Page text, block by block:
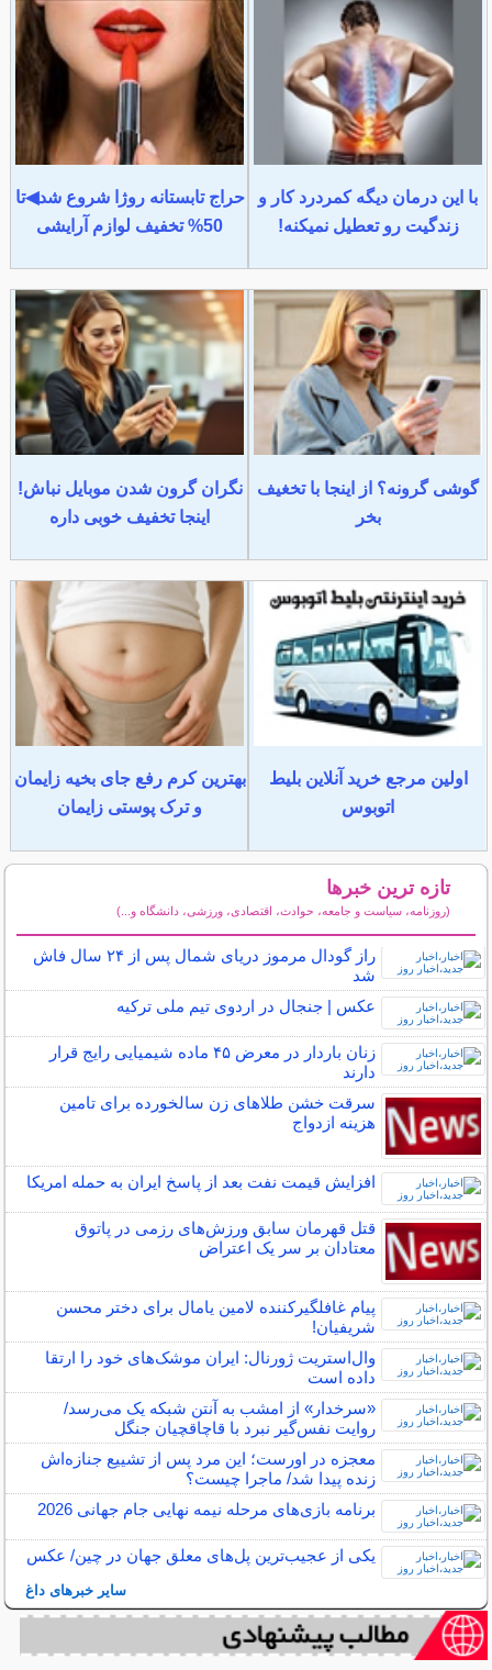
با این درمان دیگه کمردرد کار و
زندگیت رو تعطیل نمیکنه!
حراج تابستانه روژا شروع شد◀تا
50% تخفیف لوازم آرایشی
گوشی گرونه؟ از اینجا با تخغیف
بخر
نگران گرون شدن موبایل نباش!
اینجا تخفیف خوبی داره
اولین مرجع خرید آنلاین بلیط
اتوبوس
بهترین کرم رفع جای بخیه زایمان
و ترک پوستی زایمان
تازه ترین خبرها
(روزنامه، سیاست و جامعه، حوادث، اقتصادی، ورزشی، دانشگاه و...)
راز گودال مرموز دریای شمال پس از ۲۴ سال فاش
شد
عکس | جنجال در اردوی تیم ملی ترکیه
زنان باردار در معرض ۴۵ ماده شیمیایی رایج قرار
دارند
سرقت خشن طلاهای زن سالخورده برای تامین
هزینه ازدواج
افزایش قیمت نفت بعد از پاسخ ایران به حمله امریکا
قتل قهرمان سابق ورزش‌های رزمی در پاتوق
معتادان بر سر یک اعتراض
پیام غافلگیرکننده لامین یامال برای دختر محسن
شریفیان!
وال‌استریت ژورنال: ایران موشک‌های خود را ارتقا
داده است
«سرخدار» از امشب به آنتن شبکه یک می‌رسد/
روایت نفس‌گیر نبرد با قاچاقچیان جنگل
معجزه در اورست؛ این مرد پس از تشییع جنازه‌اش
زنده پیدا شد/ ماجرا چیست؟
برنامه بازی‌های مرحله نیمه‌ نهایی جام جهانی 2026
یکی از عجیب‌ترین پل‌های معلق جهان در چین/ عکس
سایر خبرهای داغ